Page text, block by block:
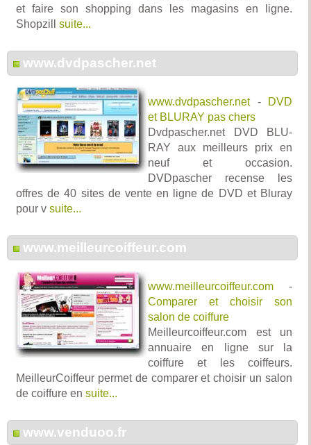
et faire son shopping dans les magasins en ligne.
Shopzill suite...
www.dvdpascher.net
www.dvdpascher.net-
DVD
et BLURAY pas chers
Dvdpascher.net DVD BLU-
RAY aux meilleurs prix en
neuf et occasion.
DVDpascher recense les
offres de 40 sites de vente en ligne de DVD et Bluray
pour v suite...
www.meilleurcoiffeur.com
www.meilleurcoiffeur.com -
Comparer et choisir son
salon de coiffure
Meilleurcoiffeur.com est un
annuaire en ligne sur la
coiffure et les coiffeurs.
MeilleurCoiffeur permet de comparer et choisir un salon
de coiffure en suite...
www.venduoo.fr